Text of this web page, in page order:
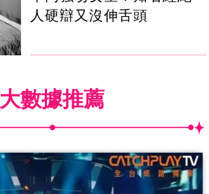
人硬辯又沒伸舌頭
大數據推薦